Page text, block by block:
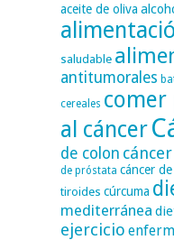
aceite de oliva
saludable
antitumorales
cereales comer
al cáncer
de colon
de próstata cáncer
tiroides cúrcuma
mediterránea
ejercicio